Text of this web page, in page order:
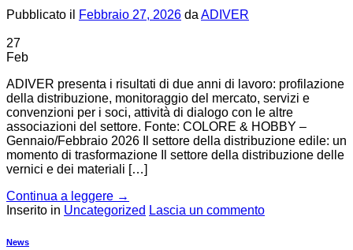
Pubblicato il Febbraio 27, 2026 da ADIVER
27
Feb
ADIVER presenta i risultati di due anni di lavoro: profilazione
della distribuzione, monitoraggio del mercato, servizi e
convenzioni per i soci, attività di dialogo con le altre
associazioni del settore. Fonte: COLORE & HOBBY –
Gennaio/Febbraio 2026 Il settore della distribuzione edile: un
momento di trasformazione Il settore della distribuzione delle
vernici e dei materiali […]
Continua a leggere →
Inserito in Uncategorized Lascia un commento
News